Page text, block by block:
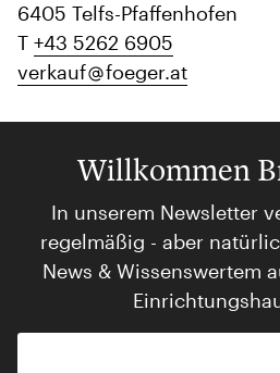
6405 Telfs-Pfaffenhofen
T +43 5262 6905
verkauf
foeger.at
Willkommen
In unserem Newsletter
regelmäßig - aber
News & Wissenswertem